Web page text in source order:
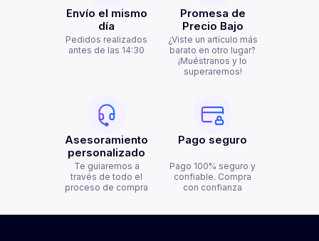
Envío el mismo
día
Pedidos realizados
antes de las 14:30
Promesa de
Precio Bajo
¿Viste un artículo más
barato en otro lugar?
¡Muéstranos y lo
superaremos!
Asesoramiento
personalizado
Te guiaremos a
través de todo el
proceso de compra
Pago seguro
Pago 100% seguro y
confiable. Compra
con confianza